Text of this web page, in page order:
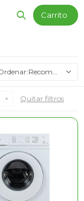
Recomendados
Quitar filtros